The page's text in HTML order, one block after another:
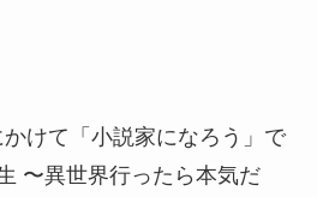
けて「小説家になろう」で
〜異世界行ったら本気だ